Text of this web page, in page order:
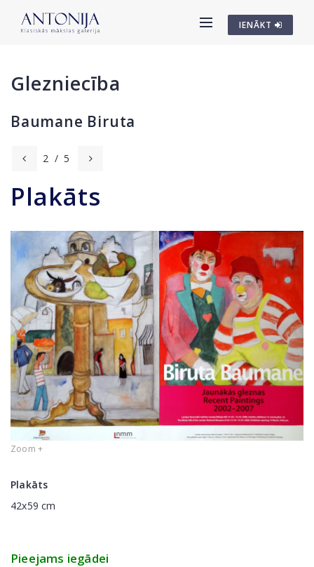
IENĀKT
Glezniecība
Baumane Biruta
2 / 5
Plakāts
Zoom +
Plakāts
42x59 сm
Pieejams iegādei